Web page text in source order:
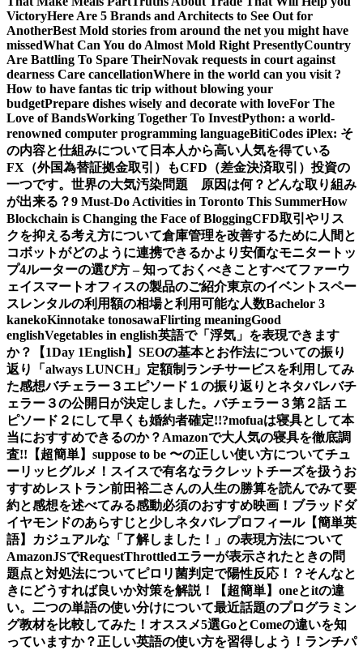
VictoryHere Are 5 Brands and Architects to See Out for
AnotherBest Mold stories from around the net you might have
missedWhat Can You do Almost Mold Right PresentlyCountry
Are Battling To Spare TheirNovak requests in court against
dearness Care cancellationWhere in the world can you visit ?
How to have fantas tic trip without blowing your
budgetPrepare dishes wisely and decorate with loveFor The
Love of BandsWorking Together To InvestPython: a world-
renowned computer programming languageBitiCodes iPlex: そ
の内容と仕組みについて 日本人から高い人気を得ている
FX（外国為替証拠金取引）もCFD（差金決済取引）投資の
一つです。 世界の大気汚染問題 原因は何？どんな取り組み
が出来る？9 Must-Do Activities in Toronto This SummerHow
Blockchain is Changing the Face of BloggingCFD取引やリス
クを抑える考え方について倉庫管理を改善するために人間と
コボットがどのように連携できるかより安価なモニタートッ
プ4ルーターの選び方 – 知っておくべきことすべてファーウ
ェイスマートオフィスの製品のご紹介東京のイベントスペー
スレンタルの利用額の相場と利用可能な人数Bachelor 3
kanekoKinnotake tonosawaFlirting meaningGood
englishVegetables in english英語で「浮気」を表現できます
か？【1Day 1English】 SEOの基本とお作法についての振り
返り
「always LUNCH」定額制ランチサービスを利用してみ
た感想バチェラー３エピソード１の振り返りとネタバレバチ
ェラー３の公開日が決定しました。バチェラー３第２話 エ
ピソード２にして早くも婚約者確定!!?mofuaは寝具として本
当におすすめできるのか？Amazonで大人気の寝具を徹底調
査!! 【超簡単】suppose to be 〜の正しい使い方についてチュ
ーリッヒグルメ！スイスで有名なラクレットチーズを扱うお
すすめレストラン前田裕二さんの人生の勝算を読んでみて要
約と感想を述べてみる感動必須のおすすめ映画！ブラッドダ
イヤモンドのあらすじと少しネタバレプロフィール【簡単英
語】カジュアルな「了解しました！」の表現方法について
AmazonJSでRequestThrottledエラーが表示されたときの問
題点と対処法について ピロリ菌判定で陽性反応！？そんなと
きにどうすれば良いか対策を解説！
【超簡単】oneとitの違
い。二つの単語の使い分けについて最近話題のプログラミン
グ教材を比較してみた！オススメ5選GoとComeの違いを知
っていますか？正しい英語の使い方を習得しよう！ ランチパ